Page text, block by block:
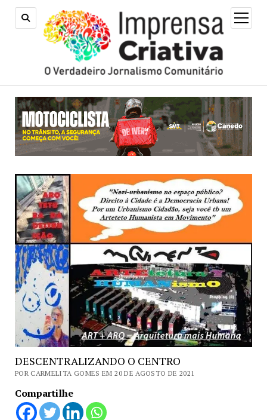
open
menu
DESCENTRALIZANDO O CENTRO
POR CARMELITA GOMES EM 20 DE AGOSTO DE 2021
Compartilhe